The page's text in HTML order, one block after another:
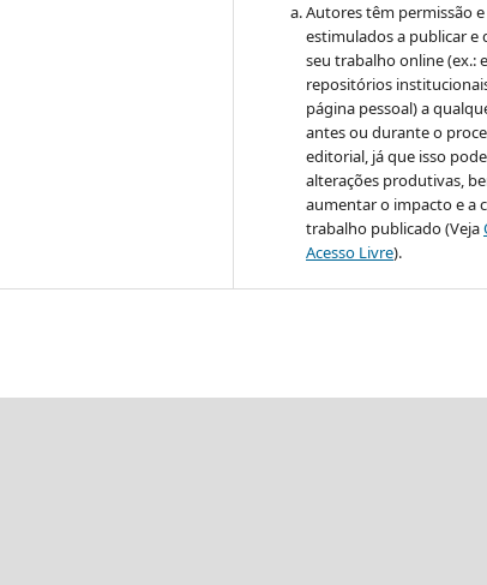
Autores têm permissão
estimulados a publicar e
seu trabalho online (ex.:
repositórios
página pessoal) a
antes ou durante o
editorial, já que isso
alterações produtivas,
aumentar o impacto e a
trabalho publicado (Veja
Acesso Livre).